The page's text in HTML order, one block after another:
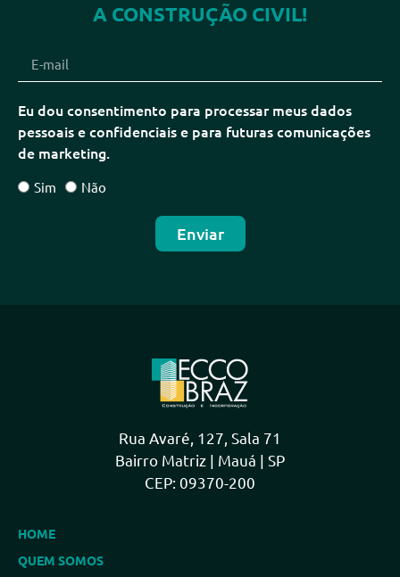
A CONSTRUÇÃO CIVIL!
Eu dou consentimento para processar meus dados
pessoais e confidenciais e para futuras comunicações
de marketing.
Sim Não
Enviar
Rua Avaré, 127, Sala 71
Bairro Matriz | Mauá | SP
CEP: 09370-200
HOME
QUEM SOMOS